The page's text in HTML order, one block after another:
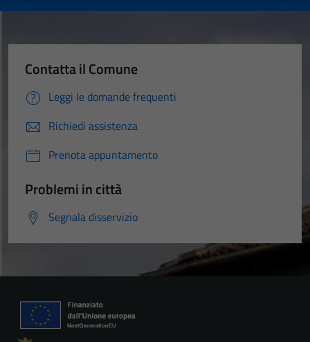
Contatta il Comune
Leggi le domande frequenti
Richiedi assistenza
Prenota appuntamento
Problemi in città
Segnala disservizio
personali.